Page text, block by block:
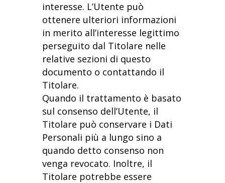
interesse. L’Utente può
ottenere ulteriori informazioni
in merito all’interesse legittimo
perseguito dal Titolare nelle
relative sezioni di questo
documento o contattando il
Titolare.
Quando il trattamento è basato
sul consenso dell’Utente, il
Titolare può conservare i Dati
Personali più a lungo sino a
quando detto consenso non
venga revocato. Inoltre, il
Titolare potrebbe essere